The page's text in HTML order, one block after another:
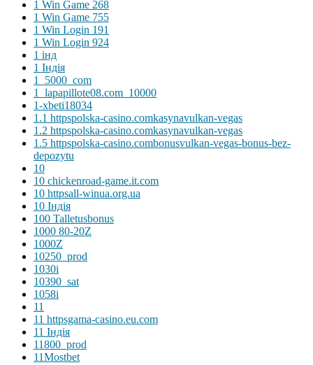
1 Win Game 268
1 Win Game 755
1 Win Login 191
1 Win Login 924
1 інд
1 Індія
1_5000_com
1_lapapillote08.com_10000
1-xbeti18034
1.1 httpspolska-casino.comkasynavulkan-vegas
1.2 httpspolska-casino.comkasynavulkan-vegas
1.5 httpspolska-casino.combonusvulkan-vegas-bonus-bez-
depozytu
10
10 chickenroad-game.it.com
10 httpsall-winua.org.ua
10 Індія
100 Talletusbonus
1000 80-20Z
1000Z
10250_prod
1030i
10390_sat
1058i
11
11 httpsgama-casino.eu.com
11 Індія
11800_prod
11Mostbet